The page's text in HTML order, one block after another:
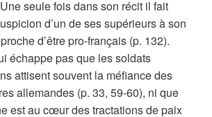
seule fois dans son récit il fait
d’un de ses supérieurs à son
d’être pro-français (p. 132).
échappe pas que les soldats
attisent souvent la méfiance des
allemandes (p. 33, 59-60), ni que
est au cœur des tractations de paix